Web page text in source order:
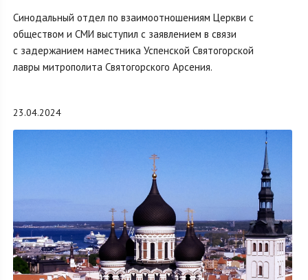
Синодальный отдел по взаимоотношениям Церкви с
обществом и СМИ выступил с заявлением в связи
с задержанием наместника Успенской Святогорской
лавры митрополита Святогорского Арсения.
23.04.2024